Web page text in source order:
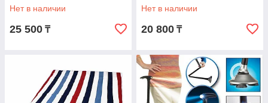
Нет в наличии
25 500 ₸
Нет в наличии
20 800 ₸